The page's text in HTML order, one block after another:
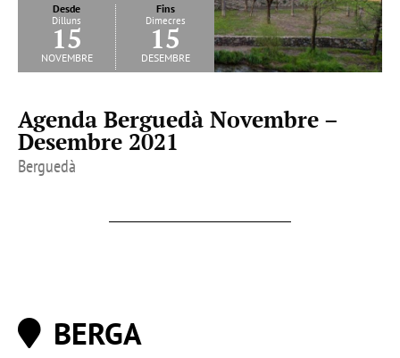
Desde
Dilluns
15
novembre
Fins
Dimecres
15
desembre
Agenda Berguedà Novembre –
Desembre 2021
Berguedà
BERGA